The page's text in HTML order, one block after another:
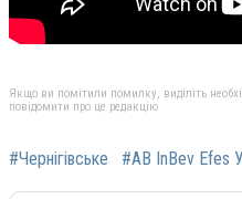
Якщо ви помітили помилку, виділіть
повідомити про це редакцію
#Чернігівське #AB InBev Efes